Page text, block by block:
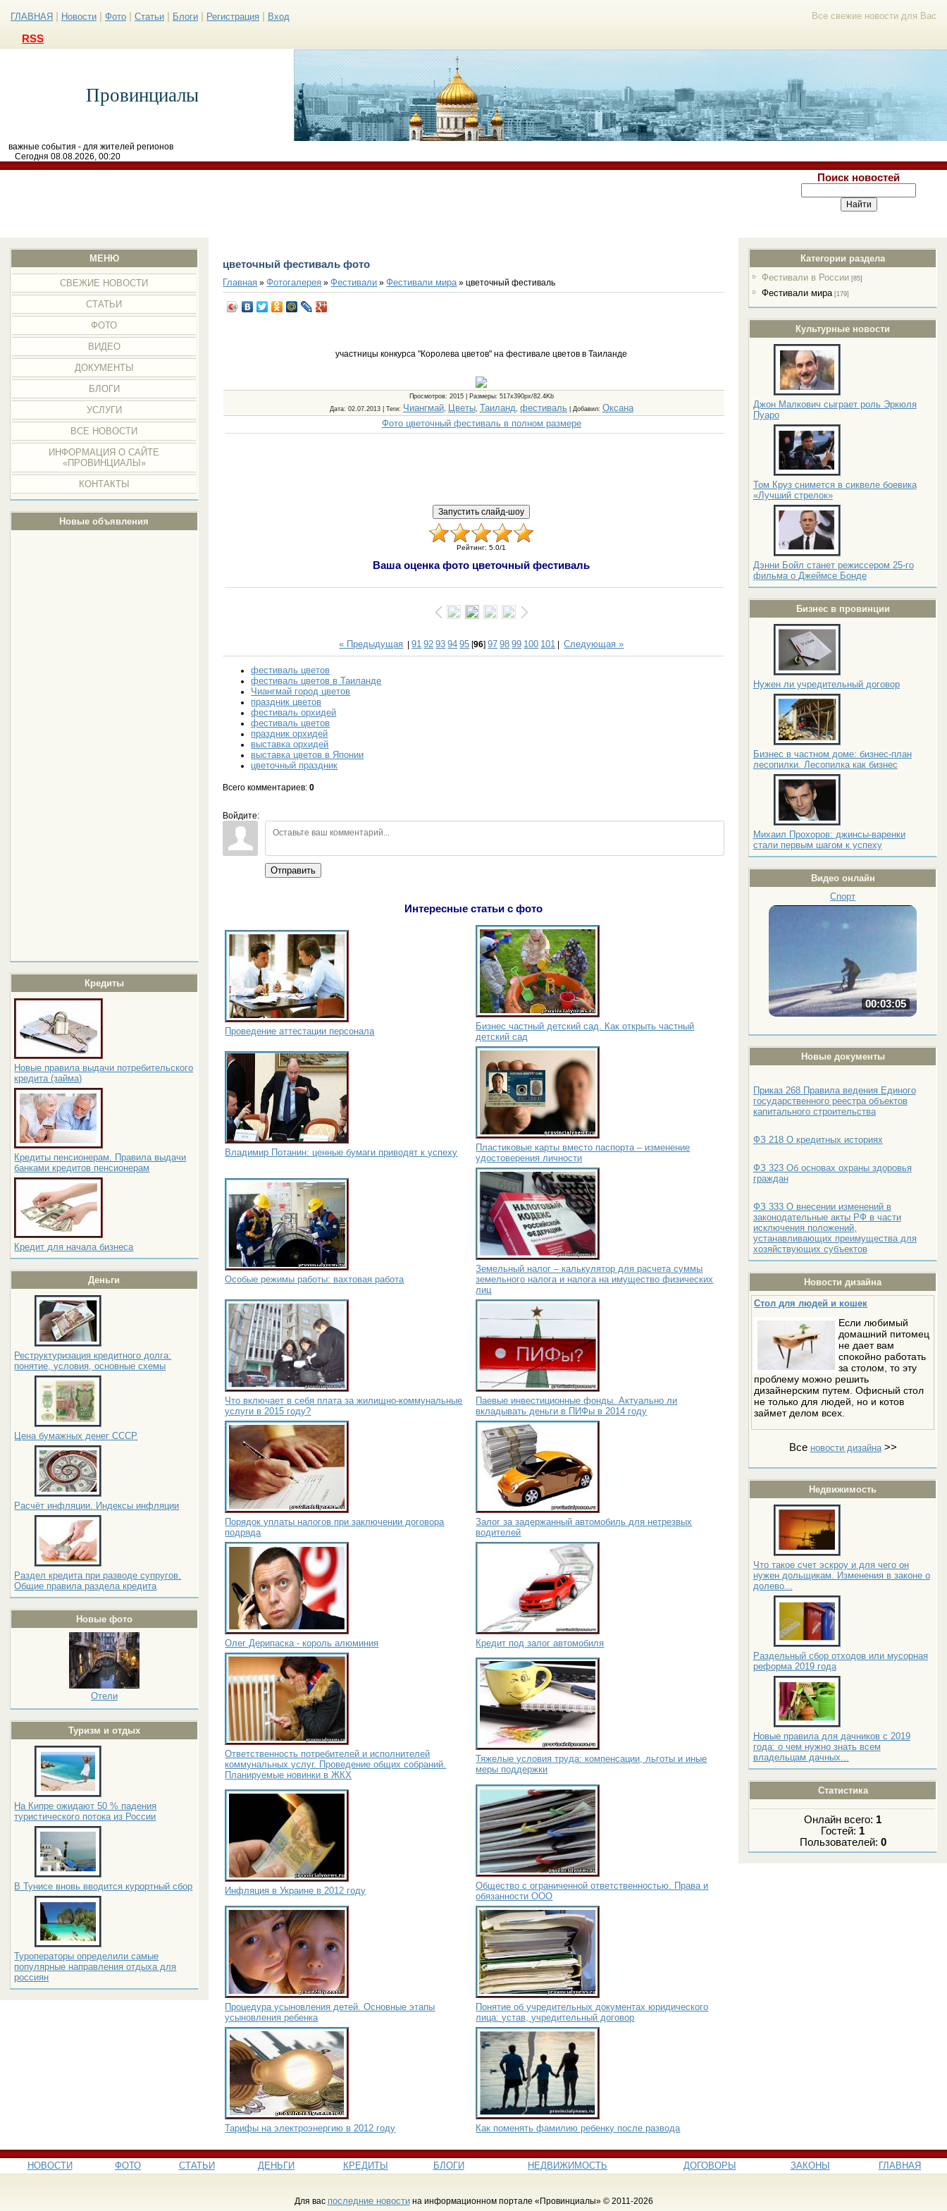
Все свежие новости для Вас
ГЛАВНАЯ Новости Фото Статьи Блоги Регистрация Вход
RSS
Провинциалы
важные события - для жителей регионов
Сегодня 08.08.2026, 00:20
Поиск новостей
МЕНЮ
СВЕЖИЕ НОВОСТИ
СТАТЬИ
ФОТО
ВИДЕО
ДОКУМЕНТЫ
БЛОГИ
УСЛУГИ
ВСЕ НОВОСТИ
ИНФОРМАЦИЯ О САЙТЕ
«ПРОВИНЦИАЛЫ»
КОНТАКТЫ
Новые объявления
Кредиты
Новые правила выдачи потребительского
кредита (займа)
Кредиты пенсионерам. Правила выдачи
банками кредитов пенсионерам
Кредит для начала бизнеса
Деньги
Реструктуризация кредитного долга:
понятие, условия, основные схемы
Цена бумажных денег СССР
Расчёт инфляции. Индексы инфляции
Раздел кредита при разводе супругов.
Общие правила раздела кредита
Новые фото
Отели
Туризм и отдых
На Кипре ожидают 50 % падения
туристического потока из России
В Тунисе вновь вводится курортный сбор
Туроператоры определили самые
популярные направления отдыха для
россиян
Категории раздела
Фестивали в России [85]
Фестивали мира [179]
Культурные новости
Джон Малкович сыграет роль Эркюля
Пуаро
Том Круз снимется в сиквеле боевика
«Лучший стрелок»
Дэнни Бойл станет режиссером 25-го
фильма о Джеймсе Бонде
Бизнес в провинции
Нужен ли учредительный договор
Бизнес в частном доме: бизнес-план
лесопилки. Лесопилка как бизнес
Михаил Прохоров: джинсы-варенки
стали первым шагом к успеху
Видео онлайн
Спорт
00:03:05
Новые документы
Приказ 268 Правила ведения Единого
государственного реестра объектов
капитального строительства
ФЗ 218 О кредитных историях
ФЗ 323 Об основах охраны здоровья
граждан
ФЗ 333 О внесении изменений в
законодательные акты РФ в части
исключения положений,
устанавливающих преимущества для
хозяйствующих субъектов
Новости дизайна
Стол для людей и кошек
Если любимый
домашний питомец
не дает вам
спокойно работать
за столом, то эту
проблему можно решить
дизайнерским путем. Офисный стол
не только для людей, но и котов
займет делом всех.
Все новости дизайна>>
Недвижимость
Что такое счет эскроу и для чего он
нужен дольщикам. Изменения в законе о
долево...
Раздельный сбор отходов или мусорная
реформа 2019 года
Новые правила для дачников с 2019
года: о чем нужно знать всем
владельцам дачных...
Статистика
Онлайн всего: 1
Гостей: 1
Пользователей: 0
цветочный фестиваль фото
Главная »Фотогалерея »Фестивали »Фестивали мира » цветочный фестиваль
участницы конкурса "Королева цветов" на фестивале цветов в Таиланде
Просмотров: 2015 | Размеры: 517x390px/82.4Kb
Дата: 02.07.2013 | Теги: Чиангмай Цветы Таиланд фестиваль| Добавил: Оксана
Фото цветочный фестиваль в полном размере
Рейтинг: 5.0/1
Ваша оценка фото цветочный фестиваль
« Предыдущая |91 92 93 94 95 [96]97 98 99 100 101 |Следующая »
фестиваль цветов
фестиваль цветов в Таиланде
Чиангмай город цветов
праздник цветов
фестиваль орхидей
фестиваль цветов
праздник орхидей
выставка орхидей
выставка цветов в Японии
цветочный праздник
Всего комментариев:0
Войдите:
Отправить
Интересные статьи с фото
Проведение аттестации персонала
Бизнес частный детский сад. Как открыть частный
детский сад
Владимир Потанин: ценные бумаги приводят к успеху
Пластиковые карты вместо паспорта – изменение
удостоверения личности
Особые режимы работы: вахтовая работа
Земельный налог – калькулятор для расчета суммы
земельного налога и налога на имущество физических
лиц
Что включает в себя плата за жилищно-коммунальные
услуги в 2015 году?
Паевые инвестиционные фонды. Актуально ли
вкладывать деньги в ПИФы в 2014 году
Порядок уплаты налогов при заключении договора
подряда
Залог за задержанный автомобиль для нетрезвых
водителей
Олег Дерипаска - король алюминия Кредит под залог автомобиля
Ответственность потребителей и исполнителей
коммунальных услуг. Проведение общих собраний.
Планируемые новинки в ЖКХ
Тяжелые условия труда: компенсации, льготы и иные
меры поддержки
Инфляция в Украине в 2012 году
Общество с ограниченной ответственностью. Права и
обязанности ООО
Процедура усыновления детей. Основные этапы
усыновления ребенка
Понятие об учредительных документах юридического
лица: устав, учредительный договор
Тарифы на электроэнергию в 2012 году Как поменять фамилию ребенку после развода
НОВОСТИ ФОТО СТАТЬИ ДЕНЬГИ КРЕДИТЫ БЛОГИ НЕДВИЖИМОСТЬ ДОГОВОРЫ ЗАКОНЫ ГЛАВНАЯ
Для вас последние новостина информационном портале «Провинциалы» © 2011-2026